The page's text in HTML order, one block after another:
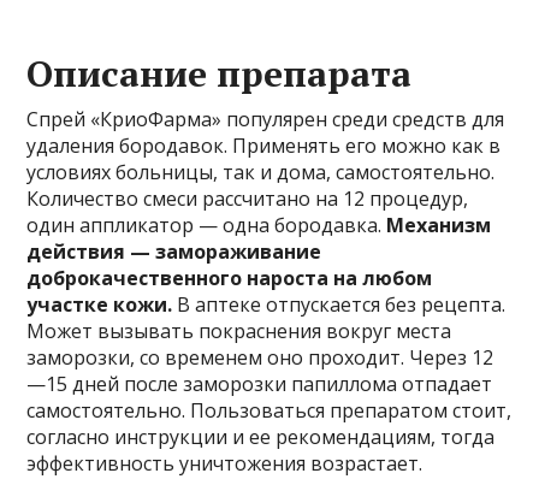
Описание препарата
Спрей «КриоФарма» популярен среди средств для
удаления бородавок. Применять его можно как в
условиях больницы, так и дома, самостоятельно.
Количество смеси рассчитано на 12 процедур,
один аппликатор — одна бородавка. Механизм
действия — замораживание
доброкачественного нароста на любом
участке кожи. В аптеке отпускается без рецепта.
Может вызывать покраснения вокруг места
заморозки, со временем оно проходит. Через 12
—15 дней после заморозки папиллома отпадает
самостоятельно. Пользоваться препаратом стоит,
согласно инструкции и ее рекомендациям, тогда
эффективность уничтожения возрастает.